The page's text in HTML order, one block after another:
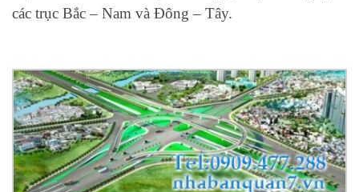
các trục Bắc – Nam và Đông – Tây.